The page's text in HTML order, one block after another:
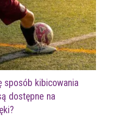
sposób kibicowania
dostępne na